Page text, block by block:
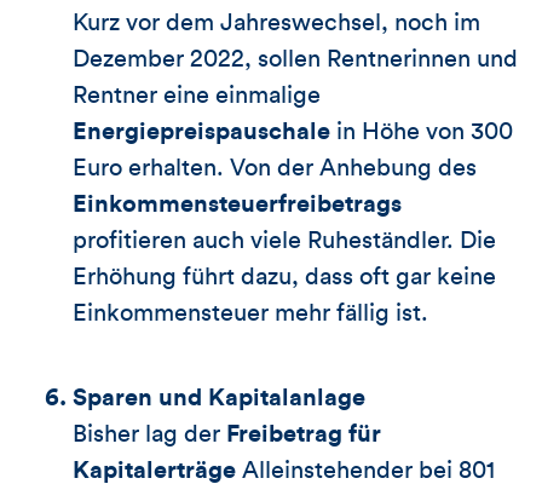
Kurz vor dem Jahreswechsel, noch im
Dezember 2022, sollen Rentnerinnen und
Rentner eine einmalige
Energiepreispauschale in Höhe von 300
Euro erhalten. Von der Anhebung des
Einkommensteuerfreibetrags
profitieren auch viele Ruheständler. Die
Erhöhung führt dazu, dass oft gar keine
Einkommensteuer mehr fällig ist.
Sparen und Kapitalanlage
Bisher lag der Freibetrag für
Kapitalerträge Alleinstehender bei 801